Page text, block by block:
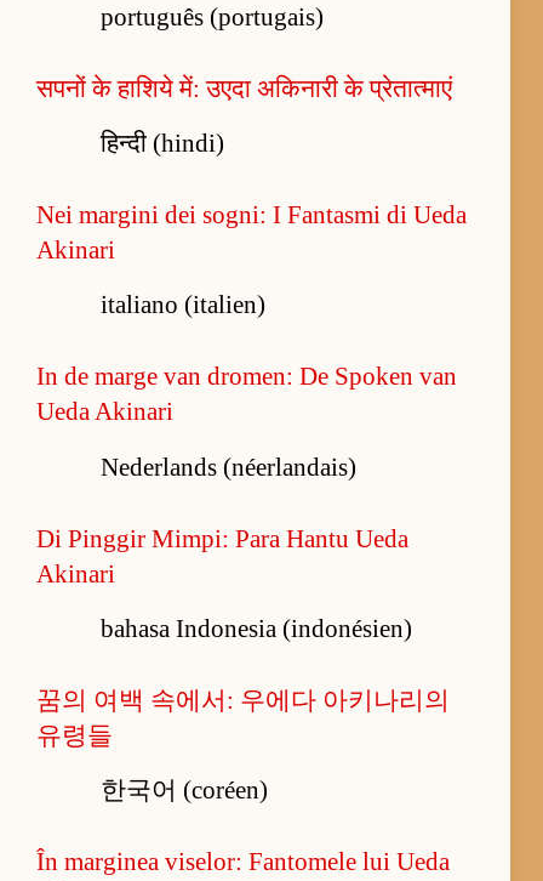
português (portugais)
सपनों के हाशिये में: उएदा अकिनारी के प्रेतात्माएं
हिन्दी (hindi)
Nei margini dei sogni: I Fantasmi di Ueda
Akinari
italiano (italien)
In de marge van dromen: De Spoken van
Ueda Akinari
Nederlands (néerlandais)
Di Pinggir Mimpi: Para Hantu Ueda
Akinari
bahasa Indonesia (indonésien)
꿈의 여백 속에서: 우에다 아키나리의
유령들
한국어 (coréen)
În marginea viselor: Fantomele lui Ueda